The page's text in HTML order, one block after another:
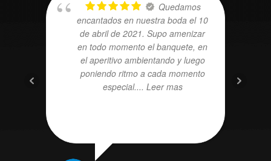
Quedamos
encantados en nuestra boda el 10
de abril de 2021. Supo amenizar
en todo momento el banquete, en
el aperitivo ambientando y luego
poniendo ritmo a cada momento
especial.... Leer mas